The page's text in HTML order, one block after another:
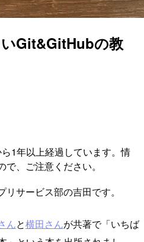
いGit&GitHubの教
1年以上経過しています。情
、ご注意ください。
サービス部の吉田です。
んと横田さんが共著で「いちば